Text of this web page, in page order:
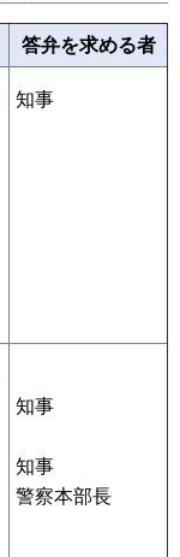
答弁を求める者
知事
知事
知事
警察本部長